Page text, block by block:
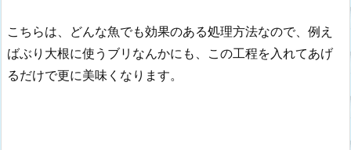
こちらは、どんな魚でも効果のある処理方法なので、例え
ばぶり大根に使うブリなんかにも、この工程を入れてあげ
るだけで更に美味くなります。